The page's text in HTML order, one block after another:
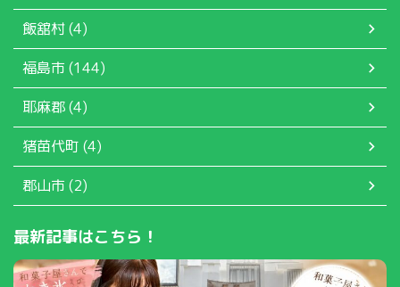
飯舘村 (4)
福島市 (144)
耶麻郡 (4)
猪苗代町 (4)
郡山市 (2)
最新記事はこちら！